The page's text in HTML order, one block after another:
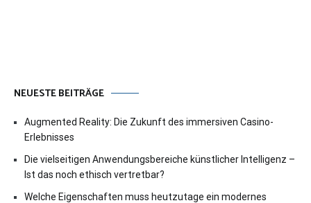
NEUESTE BEITRÄGE
Augmented Reality: Die Zukunft des immersiven Casino-
Erlebnisses
Die vielseitigen Anwendungsbereiche künstlicher Intelligenz –
Ist das noch ethisch vertretbar?
Welche Eigenschaften muss heutzutage ein modernes